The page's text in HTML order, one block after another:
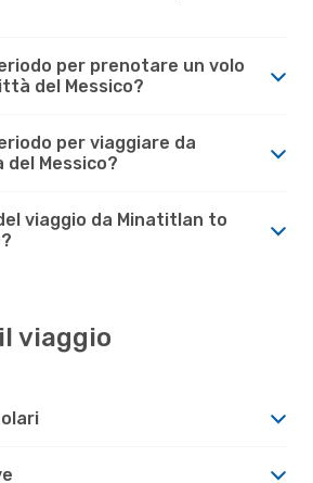
per prenotare un volo
del Messico?
per viaggiare da
Messico?
viaggio da Minatitlan to
viaggio